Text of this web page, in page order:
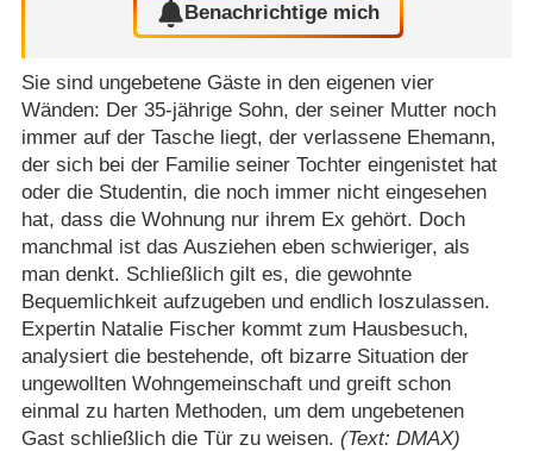
Benachrichtige mich
Sie sind ungebetene Gäste in den eigenen vier
Wänden: Der 35-jährige Sohn, der seiner Mutter noch
immer auf der Tasche liegt, der verlassene Ehemann,
der sich bei der Familie seiner Tochter eingenistet hat
oder die Studentin, die noch immer nicht eingesehen
hat, dass die Wohnung nur ihrem Ex gehört. Doch
manchmal ist das Ausziehen eben schwieriger, als
man denkt. Schließlich gilt es, die gewohnte
Bequemlichkeit aufzugeben und endlich loszulassen.
Expertin Natalie Fischer kommt zum Hausbesuch,
analysiert die bestehende, oft bizarre Situation der
ungewollten Wohngemeinschaft und greift schon
einmal zu harten Methoden, um dem ungebetenen
Gast schließlich die Tür zu weisen. (Text: DMAX)